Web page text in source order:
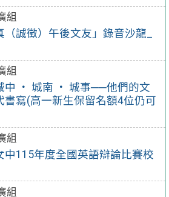
組
（誠徵）午後文友」錄音沙龍_
組
中 ‧ 城南 ‧ 城事──他們的文
書寫(高一新生保留名額4位仍可
組
中115年度全國英語辯論比賽校
組